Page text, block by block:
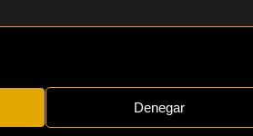
Denegar
RESERVADOS | BYGEN DIGITAL